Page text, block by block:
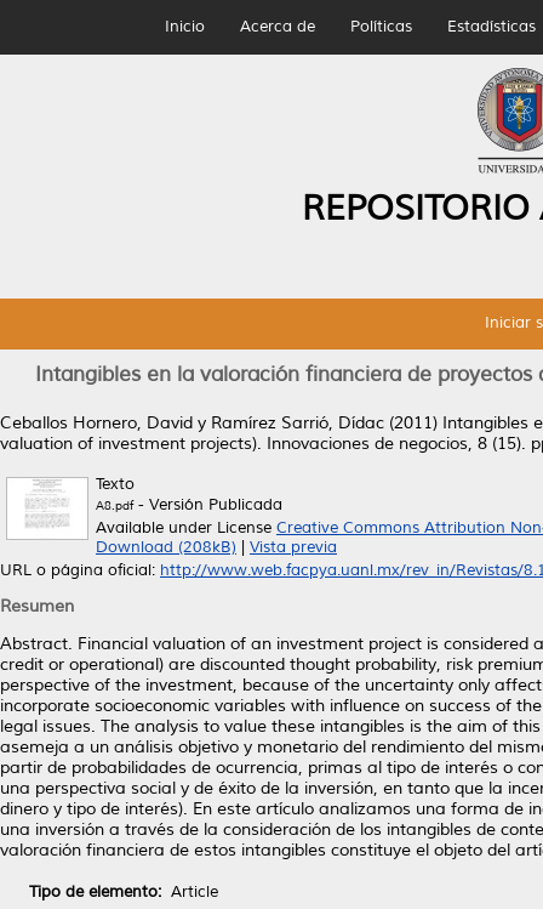
Inicio Acerca de Políticas Estadísticas
Iniciar
Intangibles en la valoración financiera de
Ceballos Hornero, David y Ramírez Sarrió, Dídac (2011) Intangibles
valuation of investment projects). Innovaciones de negocios, 8 (15).
Texto
A8.pdf- Versión Publicada
Available under License Creative Commons Attribution
Download (208kB)
Vista previa
URL o página oficial: http://www.web.facpya.uanl.mx/rev_in/Revistas/
Resumen
Abstract. Financial valuation of an investment project is
credit or operational) are discounted thought probability, risk
perspective of the investment, because of the uncertainty only
incorporate socioeconomic variables with influence on success of
legal issues. The analysis to value these intangibles is the aim of
asemeja a un análisis objetivo y monetario del rendimiento del
partir de probabilidades de ocurrencia, primas al tipo de interés o
una perspectiva social y de éxito de la inversión, en tanto que la
dinero y tipo de interés). En este artículo analizamos una forma de
una inversión a través de la consideración de los intangibles de
valoración financiera de estos intangibles constituye el objeto del
Tipo de elemento: Article